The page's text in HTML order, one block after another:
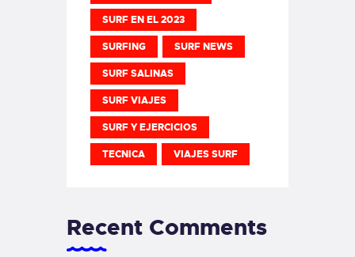
SURF EN EL 2023
SURFING SURF NEWS
SURF SALINAS
SURF VIAJES
SURF Y EJERCICIOS
TECNICA VIAJES SURF
Recent Comments